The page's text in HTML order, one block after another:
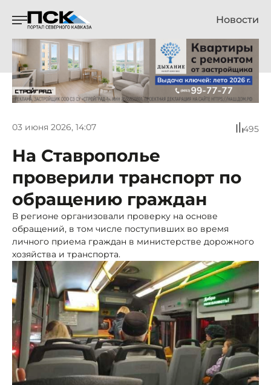
Новости
03 июня 2026, 14:07 495
На Ставрополье
проверили транспорт по
обращению граждан
В регионе организовали проверку на основе
обращений, в том числе поступивших во время
личного приема граждан в министерстве дорожного
хозяйства и транспорта.